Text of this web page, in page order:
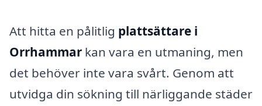
Att hitta en pålitlig plattsättare i
Orrhammar kan vara en utmaning, men
det behöver inte vara svårt. Genom att
utvidga din sökning till närliggande städer